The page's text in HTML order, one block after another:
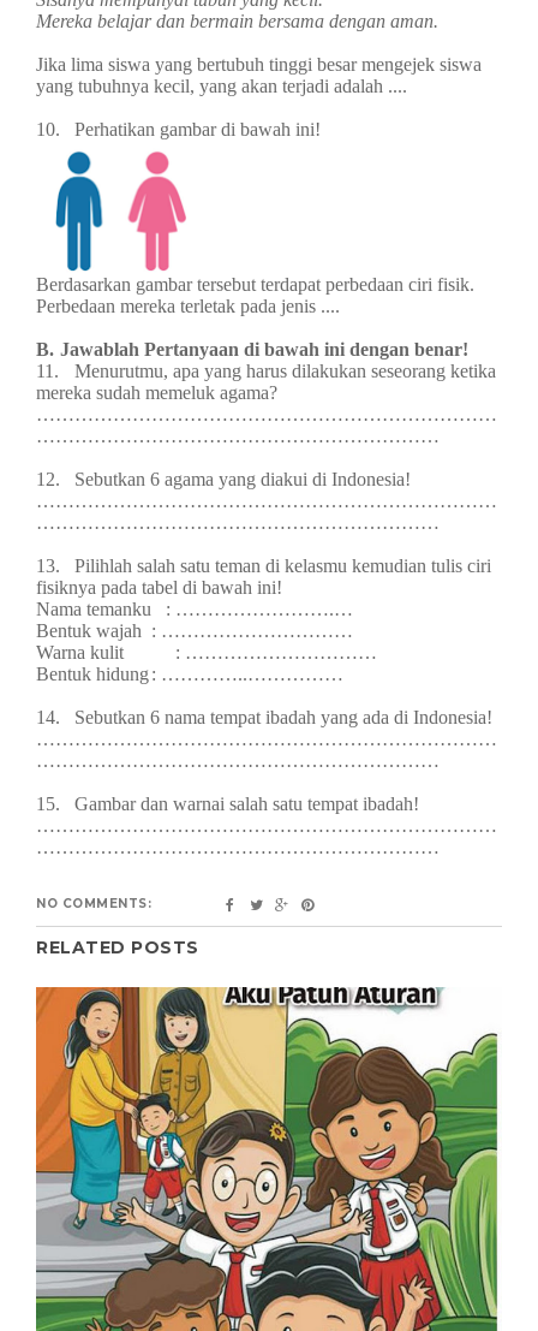
Mereka belajar dan bermain bersama dengan aman.
Jika lima siswa yang bertubuh tinggi besar mengejek siswa
yang tubuhnya kecil, yang akan terjadi adalah ....
10. Perhatikan gambar di bawah ini!
Berdasarkan gambar tersebut terdapat perbedaan ciri fisik.
Perbedaan mereka terletak pada jenis ....
B. Jawablah Pertanyaan di bawah ini dengan benar!
11.
Menurutmu, apa yang harus dilakukan seseorang ketika
mereka sudah memeluk agama?
………………………………………………………………
………………………………………………………
12.
Sebutkan 6 agama yang diakui di Indonesia!
………………………………………………………………
………………………………………………………
13.
Pilihlah salah satu teman di kelasmu kemudian tulis ciri
fisiknya pada tabel di bawah ini!
Nama temanku : …………………….…
Bentuk wajah : …………………………
Warna kulit
: …………………………
Bentuk hidung : …………..……………
14.
Sebutkan 6 nama tempat ibadah yang ada di Indonesia!
………………………………………………………………
………………………………………………………
15.
	Gambar dan w
arnai salah satu tempat ibadah!
………………………………………………………………
………………………………………………………
NO COMMENTS:
RELATED POSTS